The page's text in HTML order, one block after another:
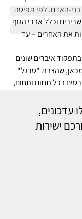
לקרוא ולהגיב!
עדכונים,
ישירות